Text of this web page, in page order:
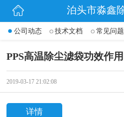
公司动态 技术文档 常见问题
PPS高温除尘滤袋功效作用
2019-03-17 21:02:08
详情